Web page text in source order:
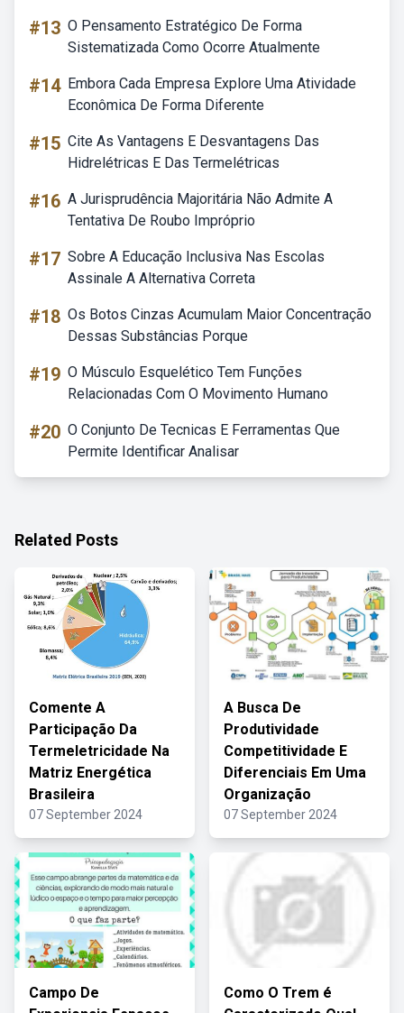
#13 O Pensamento Estratégico De Forma
Sistematizada Como Ocorre Atualmente
#14 Embora Cada Empresa Explore Uma Atividade
Econômica De Forma Diferente
#15 Cite As Vantagens E Desvantagens Das
Hidrelétricas E Das Termelétricas
#16 A Jurisprudência Majoritária Não Admite A
Tentativa De Roubo Impróprio
#17 Sobre A Educação Inclusiva Nas Escolas
Assinale A Alternativa Correta
#18 Os Botos Cinzas Acumulam Maior Concentração
Dessas Substâncias Porque
#19 O Músculo Esquelético Tem Funções
Relacionadas Com O Movimento Humano
#20 O Conjunto De Tecnicas E Ferramentas Que
Permite Identificar Analisar
Related Posts
Comente A
Participação Da
Termeletricidade Na
Matriz Energética
Brasileira
07 September 2024
A Busca De
Produtividade
Competitividade E
Diferenciais Em Uma
Organização
07 September 2024
Campo De
Como O Trem é